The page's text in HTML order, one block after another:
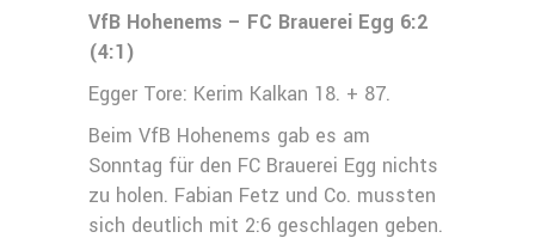
VfB Hohenems – FC Brauerei Egg 6:2
(4:1)
Egger Tore: Kerim Kalkan 18. + 87.
Beim VfB Hohenems gab es am
Sonntag für den FC Brauerei Egg nichts
zu holen. Fabian Fetz und Co. mussten
sich deutlich mit 2:6 geschlagen geben.